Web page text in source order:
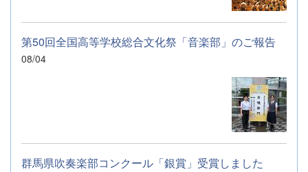
第50回全国高等学校総合文化祭「音楽部」のご報告
08/04
群馬県吹奏楽部コンクール「銀賞」受賞しました